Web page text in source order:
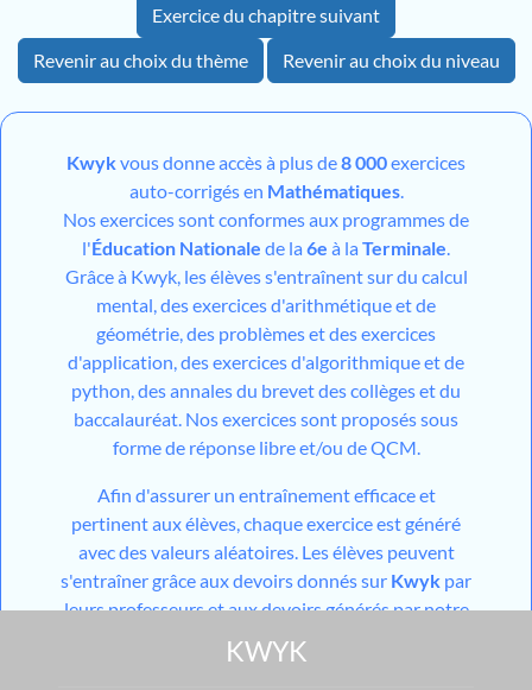
Exercice du chapitre suivant
Revenir au choix du thème
Revenir au choix du niveau
Kwykvous donne accès à plus de8 000exercices
auto-corrigés en Mathématiques.
Nos exercices sont conformes aux programmes de
l'Éducation Nationale de la 6e à la Terminale
Grâce à Kwyk, les élèves s'entraînent sur du calcul
mental, des exercices d'arithmétique et de
géométrie, des problèmes et des exercices
d'application, des exercices d'algorithmique et de
python, des annales du brevet des collèges et du
baccalauréat. Nos exercices sont proposés sous
forme de réponse libre et/ou de QCM.
Afin d'assurer un entraînement efficace et
pertinent aux élèves, chaque exercice est généré
avec des valeurs aléatoires. Les élèves peuvent
s'entraîner grâce aux devoirs donnés sur Kwyk par
leurs professeurs et aux devoirs générés par notre
mais aussi grâce aux différents
modules de travail en autonomie mis à disposition
KWYK